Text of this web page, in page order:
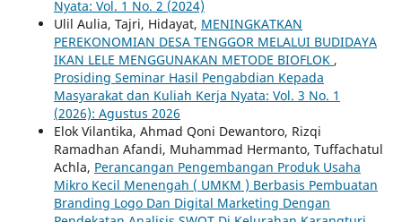
Nyata: Vol. 1 No. 2 (2024)
Ulil Aulia, Tajri, Hidayat, MENINGKATKAN
PEREKONOMIAN DESA TENGGOR MELALUI BUDIDAYA
IKAN LELE MENGGUNAKAN METODE BIOFLOK ,
Prosiding Seminar Hasil Pengabdian Kepada
Masyarakat dan Kuliah Kerja Nyata: Vol. 3 No. 1
(2026): Agustus 2026
Elok Vilantika, Ahmad Qoni Dewantoro, Rizqi
Ramadhan Afandi, Muhammad Hermanto, Tuffachatul
Achla, Perancangan Pengembangan Produk Usaha
Mikro Kecil Menengah ( UMKM ) Berbasis Pembuatan
Branding Logo Dan Digital Marketing Dengan